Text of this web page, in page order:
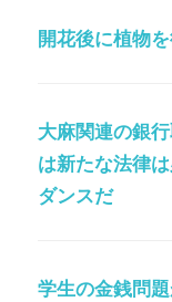
開花後に植物
大麻関連の銀
は新たな法律
ダンスだ
学生の金銭問